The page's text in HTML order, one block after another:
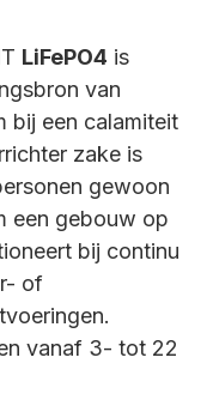
LiFePO4 is
van
bij een calamiteit
zake is
gewoon
een gebouw op
bij continu
of
vanaf 3- tot 22